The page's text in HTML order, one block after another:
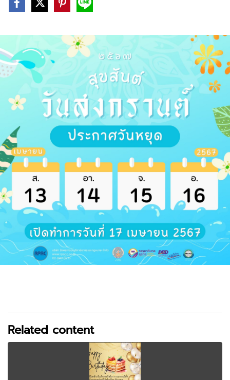
Related content